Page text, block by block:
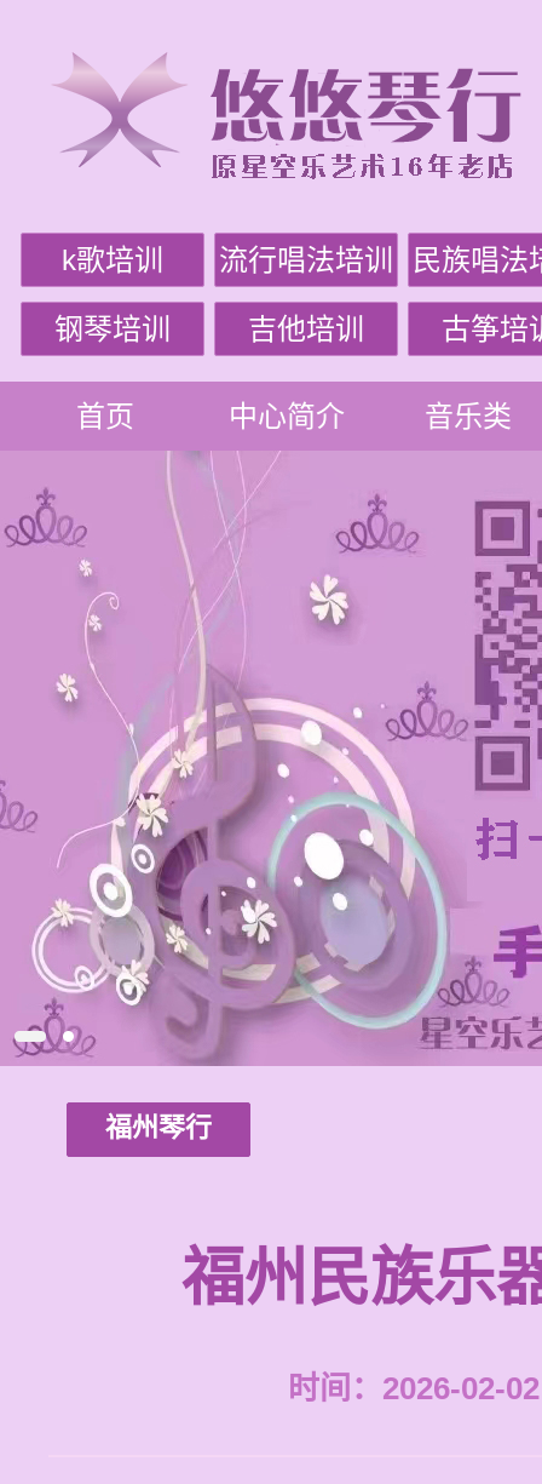
k歌培训 流行唱法培训 民族唱法
钢琴培训 吉他培训 古筝培
首页 中心简介 音乐类
福州琴行
福州民族乐
时间：2026-02-